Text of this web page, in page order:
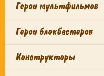
Герои мультфильмов
Герои блокбастеров
Конструкторы